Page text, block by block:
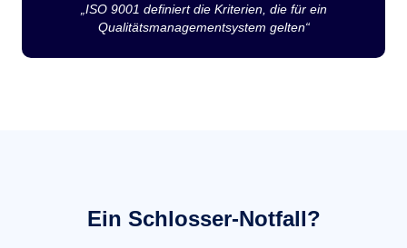
„ISO 9001 definiert die Kriterien, die für ein
Qualitätsmanagementsystem gelten“
Ein Schlosser-Notfall?